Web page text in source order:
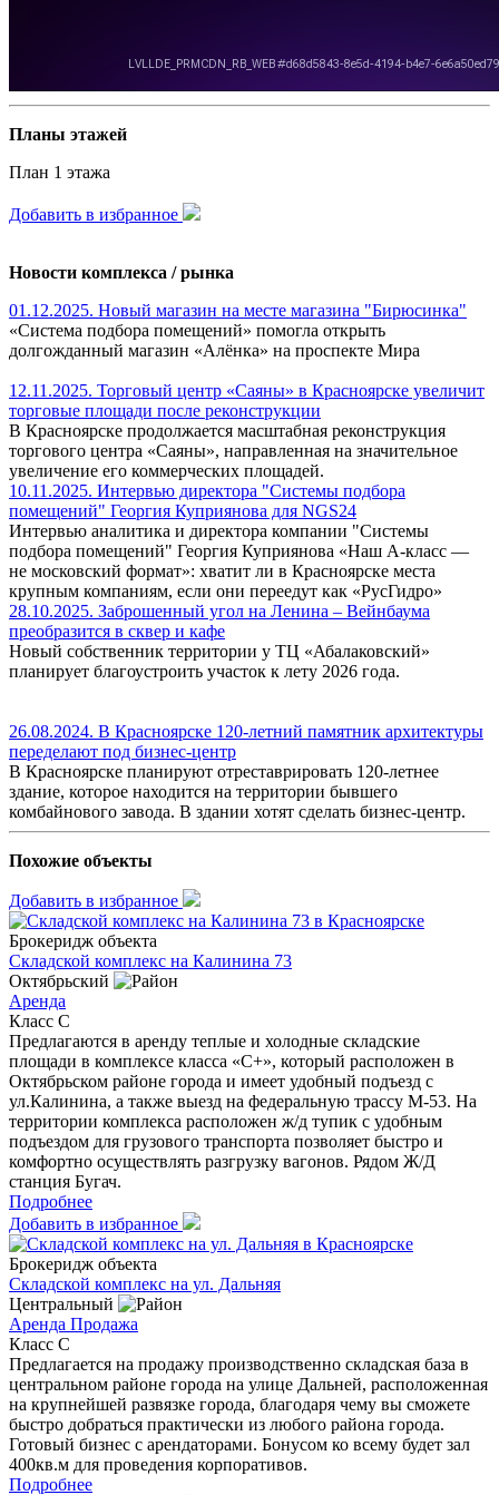
Планы этажей
План 1 этажа
Добавить в избранное
Новости комплекса / рынка
01.12.2025. Новый магазин на месте магазина "Бирюсинка"
«Система подбора помещений» помогла открыть
долгожданный магазин «Алёнка» на проспекте Мира
12.11.2025. Торговый центр «Саяны» в Красноярске увеличит
торговые площади после реконструкции
В Красноярске продолжается масштабная реконструкция
торгового центра «Саяны», направленная на значительное
увеличение его коммерческих площадей.
10.11.2025. Интервью директора "Системы подбора
помещений" Георгия Куприянова для NGS24
Интервью аналитика и директора компании "Системы
подбора помещений" Георгия Куприянова «Наш A-класс —
не московский формат»: хватит ли в Красноярске места
крупным компаниям, если они переедут как «РусГидро»
28.10.2025. Заброшенный угол на Ленина – Вейнбаума
преобразится в сквер и кафе
Новый собственник территории у ТЦ «Абалаковский»
планирует благоустроить участок к лету 2026 года.
26.08.2024. В Красноярске 120-летний памятник архитектуры
переделают под бизнес-центр
В Красноярске планируют отреставрировать 120-летнее
здание, которое находится на территории бывшего
комбайнового завода. В здании хотят сделать бизнес-центр.
Похожие объекты
Добавить в избранное
Брокеридж объекта
Складской комплекс на Калинина 73
Октябрьский
Аренда
Класс C
Предлагаются в аренду теплые и холодные складские
площади в комплексе класса «С+», который расположен в
Октябрьском районе города и имеет удобный подъезд с
ул.Калинина, а также выезд на федеральную трассу М-53. На
территории комплекса расположен ж/д тупик с удобным
подъездом для грузового транспорта позволяет быстро и
комфортно осуществлять разгрузку вагонов. Рядом Ж/Д
станция Бугач.
Подробнее
Добавить в избранное
Брокеридж объекта
Складской комплекс на ул. Дальняя
Центральный
Аренда Продажа
Класс C
Предлагается на продажу производственно складская база в
центральном районе города на улице Дальней, расположенная
на крупнейшей развязке города, благодаря чему вы сможете
быстро добраться практически из любого района города.
Готовый бизнес с арендаторами. Бонусом ко всему будет зал
400кв.м для проведения корпоративов.
Подробнее